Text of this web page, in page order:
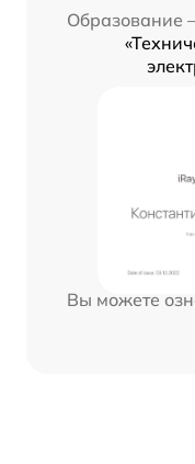
Образование –
Вы можете